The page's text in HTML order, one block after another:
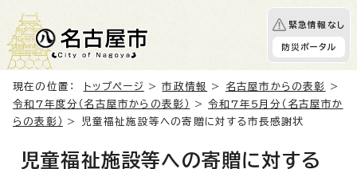
緊急情報なし
防災ポータル
現在の位置： トップページ >市政情報 > 名古屋市からの表彰
>
令和7年度分（名古屋市からの表彰）
>令和7年5月分（名古屋市か
らの表彰）
> 児童福祉施設等への寄贈に対する市長感謝状
児童福祉施設等への寄贈に対する